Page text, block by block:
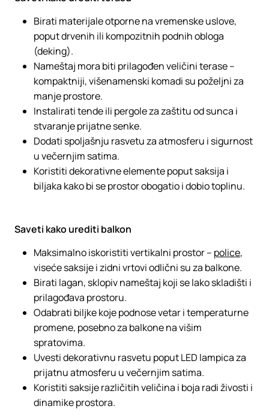
Birati materijale otporne na vremenske uslove,
poput drvenih ili kompozitnih podnih obloga
(deking).
Nameštaj mora biti prilagođen veličini terase –
kompaktniji, višenamenski komadi su poželjni za
manje prostore.
Instalirati tende ili pergole za zaštitu od sunca i
stvaranje prijatne senke.
Dodati spoljašnju rasvetu za atmosferu i sigurnost
u večernjim satima.
Koristiti dekorativne elemente poput saksija i
biljaka kako bi se prostor obogatio i dobio toplinu.
Saveti kako urediti balkon
Maksimalno iskoristiti vertikalni prostor – police,
viseće saksije i zidni vrtovi odlični su za balkone.
Birati lagan, sklopiv nameštaj koji se lako skladišti i
prilagođava prostoru.
Odabrati biljke koje podnose vetar i temperaturne
promene, posebno za balkone na višim
spratovima.
Uvesti dekorativnu rasvetu poput LED lampica za
prijatnu atmosferu u večernjim satima.
Koristiti saksije različitih veličina i boja radi živosti i
dinamike prostora.